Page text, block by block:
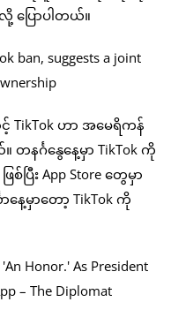
ပြောပါတယ်။
TikTok ဟာ အမေရိကန်
တနင်္ဂနွေနေ့မှာ TikTok ကို
ြီး App Store တွေမှာ
နေ့မှာတော့ TikTok ကို